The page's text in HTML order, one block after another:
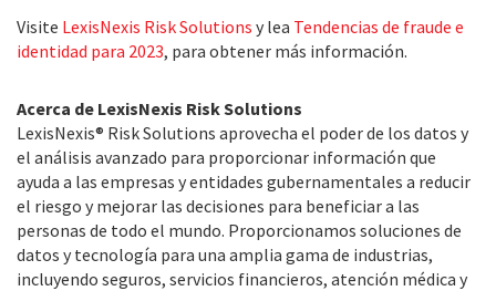
Visite LexisNexis Risk Solutions y lea Tendencias de fraude e
identidad para 2023, para obtener más información.
Acerca de LexisNexis Risk Solutions
LexisNexis® Risk Solutions aprovecha el poder de los datos y
el análisis avanzado para proporcionar información que
ayuda a las empresas y entidades gubernamentales a reducir
el riesgo y mejorar las decisiones para beneficiar a las
personas de todo el mundo. Proporcionamos soluciones de
datos y tecnología para una amplia gama de industrias,
incluyendo seguros, servicios financieros, atención médica y